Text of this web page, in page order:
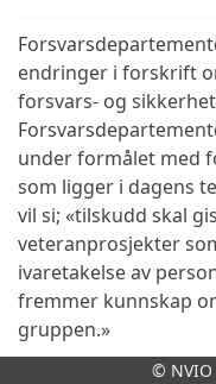
endringer i forskrift
forsvars- og
under formålet med
som ligger i dagens
vil si; «tilskudd skal
veteranprosjekter
ivaretakelse av
fremmer kunnskap
gruppen.»
NVIO er uenig i
©